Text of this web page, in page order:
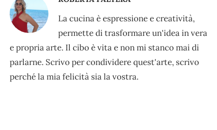
La cucina è espressione e creatività,
permette di trasformare un'idea in vera
e propria arte. Il cibo è vita e non mi stanco mai di
parlarne. Scrivo per condividere quest'arte, scrivo
perché la mia felicità sia la vostra.